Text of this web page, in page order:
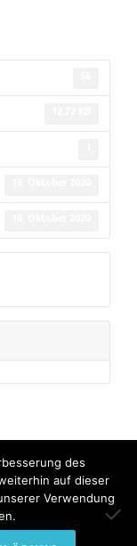
am
des
auf dieser
Verwendung